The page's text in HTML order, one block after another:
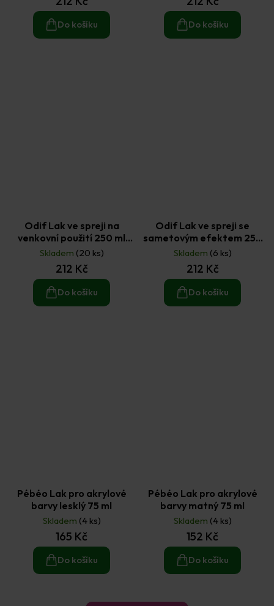
Do košíku Do košíku
Odif Lak ve spreji na
venkovní použití 250 ml
(43349)
Skladem (20 ks)
212 Kč
Do košíku
Odif Lak ve spreji se
sametovým efektem 250
ml (43424)
Skladem (6 ks)
212 Kč
Do košíku
Pébéo Lak pro akrylové
barvy lesklý 75 ml
Skladem (4 ks)
165 Kč
Do košíku
Pébéo Lak pro akrylové
barvy matný 75 ml
Skladem (4 ks)
152 Kč
Do košíku